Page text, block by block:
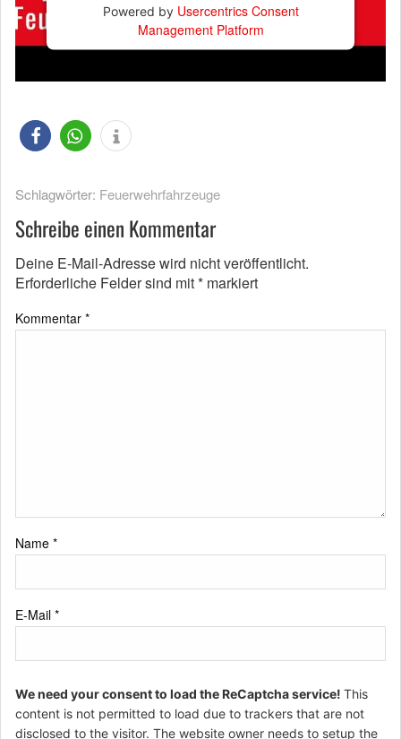
Powered by Usercentrics Consent
Management Platform
Schlagwörter: Feuerwehrfahrzeuge
Schreibe einen Kommentar
Deine E-Mail-Adresse wird nicht veröffentlicht.
Erforderliche Felder sind mit* markiert
Kommentar *
Name *
E-Mail *
We need your consent to load the ReCaptcha service! This
content is not permitted to load due to trackers that are not
disclosed to the visitor. The website owner needs to setup the